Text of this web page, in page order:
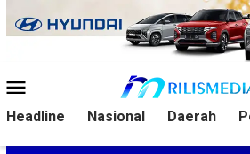
ke
Mobile
Headline Nasional Daerah